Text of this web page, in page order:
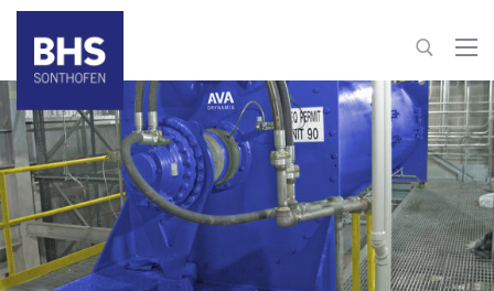
+49 8321 6099-520
recycling@bhs-sonthofen.de
zum Kontakt